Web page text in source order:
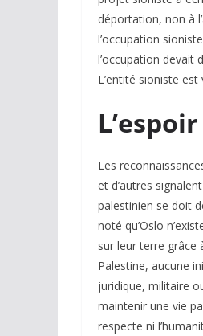
déportation, non à
l’occupation
l’occupation devait
L’entité sioniste
Les
et d’autres
palestinien se doit
noté qu’Oslo
sur leur terre grâce
Palestine, aucune
juridique, militaire
maintenir une vie
respecte ni